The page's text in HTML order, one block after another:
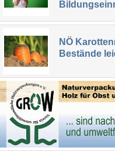
NÖ
Bestände